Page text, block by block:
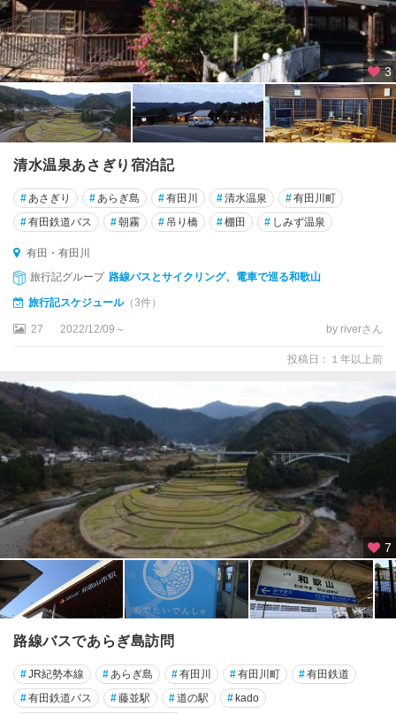
3
清水温泉あさぎり宿泊記
#あさぎり #あらぎ島 #有田川 #清水温泉 #有田川町
#有田鉄道バス #朝霧 # 吊り橋 #棚田 # しみず温泉
有田・有田川
旅行記グループ 路線バスとサイクリング、電車で巡る和歌山
旅行記スケジュール（3件）
27 2022/12/09～ by riverさん
投稿日：１年以上前
7
路線バスであらぎ島訪問
#JR紀勢本線 # あらぎ島 #有田川 #有田川町 #有田鉄道
#有田鉄道バス #藤並駅 #道の駅 #kado